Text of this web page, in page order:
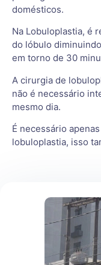
domésticos.
Na Lobuloplastia, é
do lóbulo
em torno de 30
A cirurgia de
não é necessário
mesmo dia.
É necessário
lobuloplastia, isso